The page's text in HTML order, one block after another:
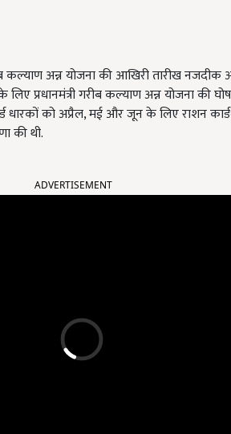
कल्याण अन्न योजना की आखिरी तारीख नजदीक
प्रधानमंत्री गरीब कल्याण अन्न योजना की
को अप्रैल, मई और जून के लिए राशन
की थी.